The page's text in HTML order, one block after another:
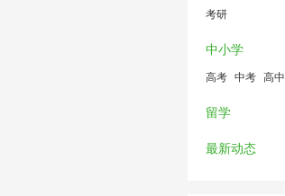
考研
中小学
高考 中考 高中
留学
最新动态